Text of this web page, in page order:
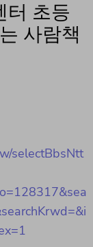
터 초등
사람책
selectBbsNtt